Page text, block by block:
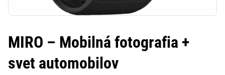
MIRO – Mobilná fotografia +
svet automobilov